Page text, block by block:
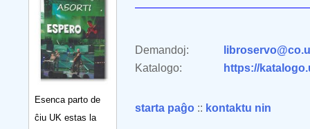
Esenca parto de
ĉiu UK estas la
Demandoj:
Katalogo:
https://
starta paĝo :: kontaktu nin